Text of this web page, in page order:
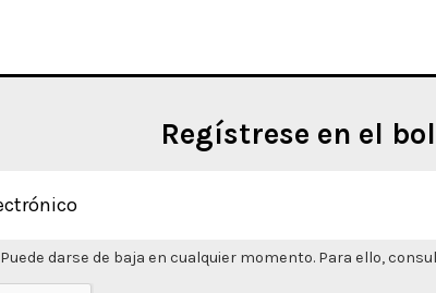
Regístrese en el
Puede darse de baja en cualquier momento. Para ello,